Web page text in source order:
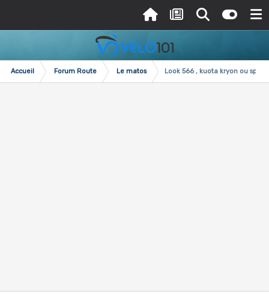
Accueil Forum Route Le matos Look 566 , kuota kryon ou